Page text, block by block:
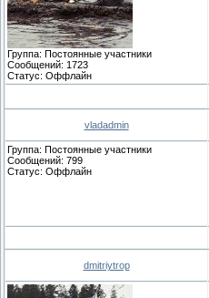
Группа: Постоянные участники
Сообщений: 1723
Статус: Оффлайн
vladadmin
Группа: Постоянные участники
Сообщений: 799
Статус: Оффлайн
dmitriytrop